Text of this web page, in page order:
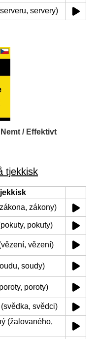
servery)
/ Effektivt
tjekkisk
zákony)
pokuty)
vězení)
soudy)
poroty)
svědci)
(žalovaného,